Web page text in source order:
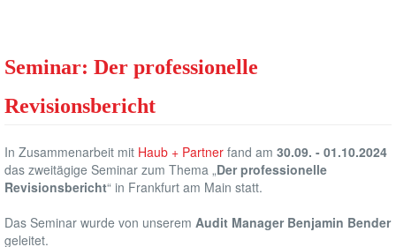
Seminar: Der professionelle
Revisionsbericht
In Zusammenarbeit mit Haub + Partner fand am 30.09. - 01.10.2024
das zweitägige Seminar zum Thema „Der professionelle
Revisionsbericht“ in Frankfurt am Main statt.
Das Seminar wurde von unserem Audit Manager Benjamin Bender
geleitet.